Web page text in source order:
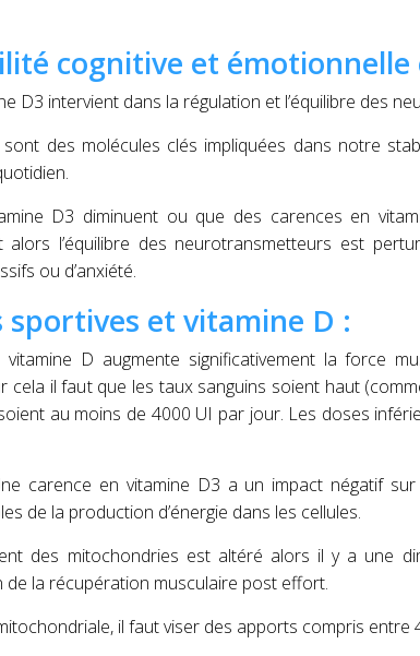
cognitive et
D3 intervient dans la régulation et l’équilibre des
des molécules clés impliquées dans notre
D3 diminuent ou que des carences en
alors l’équilibre des neurotransmetteurs est
ou d’anxiété.
sportives et vitamine D :
D augmente significativement la force
cela il faut que les taux sanguins soient haut
au moins de 4000 UI par jour. Les doses
carence en vitamine D3 a un impact négatif
de la production d’énergie dans les cellules.
des mitochondries est altéré alors il y a une
de la récupération musculaire post effort.
il faut viser des apports compris entre